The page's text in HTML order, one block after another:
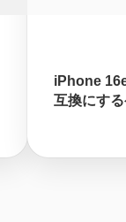
iPhone
互換にす